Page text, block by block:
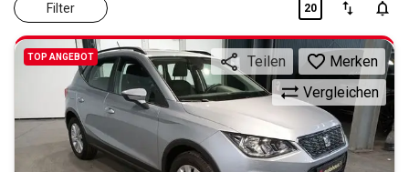
Filter 20
TOP ANGEBOT
Vergleichen
Teilen Merken